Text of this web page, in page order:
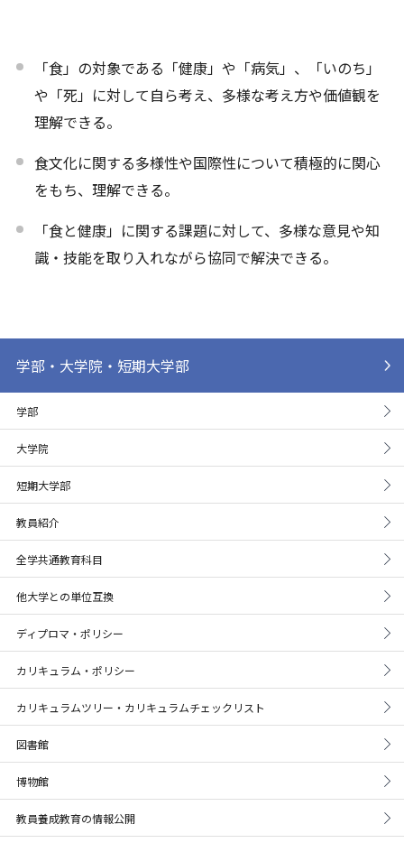
「食」の対象である「健康」や「病気」、「いのち」
や「死」に対して自ら考え、多様な考え方や価値観を
理解できる。
食文化に関する多様性や国際性について積極的に関心
をもち、理解できる。
「食と健康」に関する課題に対して、多様な意見や知
識・技能を取り入れながら協同で解決できる。
学部・大学院・短期大学部
学部
大学院
短期大学部
教員紹介
全学共通教育科目
他大学との単位互換
ディプロマ・ポリシー
カリキュラム・ポリシー
カリキュラムツリー・カリキュラムチェックリスト
図書館
博物館
教員養成教育の情報公開